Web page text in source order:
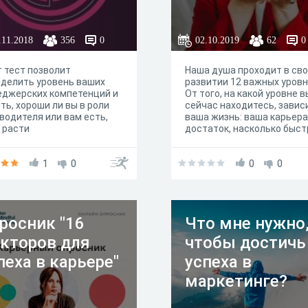
356 0
тест позволит
уровень ваших
компетенций и
хороши ли вы в роли
или вам есть,
расти
1 0
02.10.2019 62 0
Наша душа проходит в
развитии 12 важных
От того, на какой уровне
сейчас находитесь,
ваша жизнь: ваша
достаток, насколько
Большая, эпохальная
12 уровней - по росту
интерактивны и
стройную грамотную
Я, Кристина Валенцова, и
помощники-психологи
внимательно смотреть,
их выполнили, и в
соответствии с этим
баллы. Проходя игру, вы
0 0
"16
для
в карьере"
Что мне
чтобы достичь
успеха в
маркетинге?